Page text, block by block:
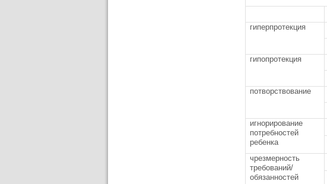
гиперпротекция
гипопротекция
потворствование
игнорирование
потребностей
ребенка
чрезмерность
требований/
обязанностей